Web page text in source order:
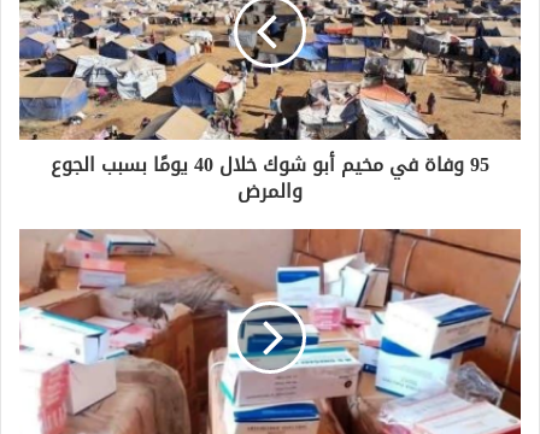
95 وفاة في مخيم أبو شوك خلال 40 يومًا بسبب الجوع
والمرض